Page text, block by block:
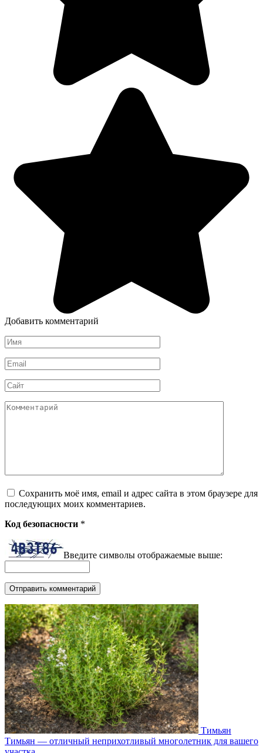
Добавить комментарий
Имя
*
Email
*
Сайт
Комментарий
Сохранить моё имя, email и адрес сайта в этом браузере для
последующих моих комментариев.
Код безопасности *
Введите символы отображаемые выше:
Тимьян
Тимьян — отличный неприхотливый многолетник для вашего